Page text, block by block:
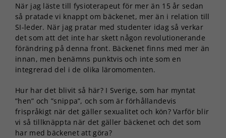
När jag läste till fysioterapeut för mer än 15 år sedan
så pratade vi knappt om bäckenet, mer än i relation till
SI-leder. När jag pratar med studenter idag så verkar
det som att det inte har skett någon revolutionerande
förändring på denna front. Bäckenet finns med mer än
innan, men benämns punktvis och inte som en
integrerad del i de olika läromomenten.
Hur har det blivit så här? I Sverige, som har myntat
”hen” och ”snippa”, och som är förhållandevis
frispråkigt när det gäller sexualitet och kön? Varför blir
vi så tillknäppta när det gäller bäckenet och det som
har med bäckenet att göra?